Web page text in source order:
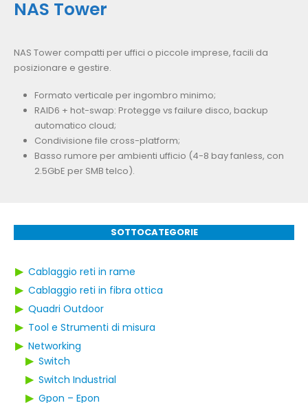
NAS Tower
NAS Tower compatti per uffici o piccole imprese, facili da
posizionare e gestire.
Formato verticale per ingombro minimo;
RAID6 + hot-swap: Protegge vs failure disco, backup
automatico cloud;
Condivisione file cross-platform;
Basso rumore per ambienti ufficio (4-8 bay fanless, con
2.5GbE per SMB telco).
SOTTOCATEGORIE
▶ Cablaggio reti in rame
▶ Cablaggio reti in fibra ottica
▶ Quadri Outdoor
▶ Tool e Strumenti di misura
▶ Networking
▶ Switch
▶ Switch Industrial
▶ Gpon – Epon